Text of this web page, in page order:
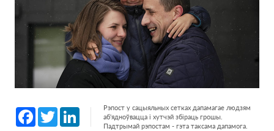
Facebook
Twitter LinkedInРэпост у сацыяльных сетках дапамагае людзям
аб'ядноўвацца і хутчэй збіраць грошы.
Падтрымай рэпостам - гэта таксама дапамога.